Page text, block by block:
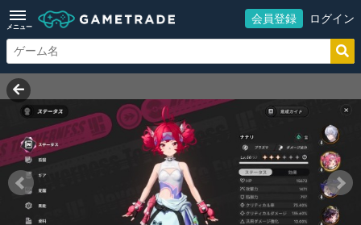
メニュー
会員登録 ログイン